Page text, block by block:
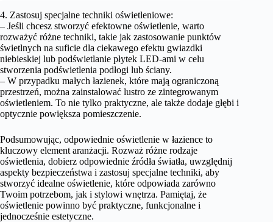
4. Zastosuj specjalne techniki oświetleniowe:
– Jeśli chcesz stworzyć efektowne oświetlenie, warto
rozważyć różne techniki, takie jak zastosowanie punktów
świetlnych na suficie dla ciekawego efektu gwiazdki
niebieskiej lub podświetlanie płytek LED-ami w celu
stworzenia podświetlenia podłogi lub ściany.
– W przypadku małych łazienek, które mają ograniczoną
przestrzeń, można zainstalować lustro ze zintegrowanym
oświetleniem. To nie tylko praktyczne, ale także dodaje głębi i
optycznie powiększa pomieszczenie.
Podsumowując, odpowiednie oświetlenie w łazience to
kluczowy element aranżacji. Rozważ różne rodzaje
oświetlenia, dobierz odpowiednie źródła światła, uwzględnij
aspekty bezpieczeństwa i zastosuj specjalne techniki, aby
stworzyć idealne oświetlenie, które odpowiada zarówno
Twoim potrzebom, jak i stylowi wnętrza. Pamiętaj, że
oświetlenie powinno być praktyczne, funkcjonalne i
jednocześnie estetyczne.